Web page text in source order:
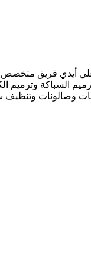
فريق متخصص
السباكة
وصالونات